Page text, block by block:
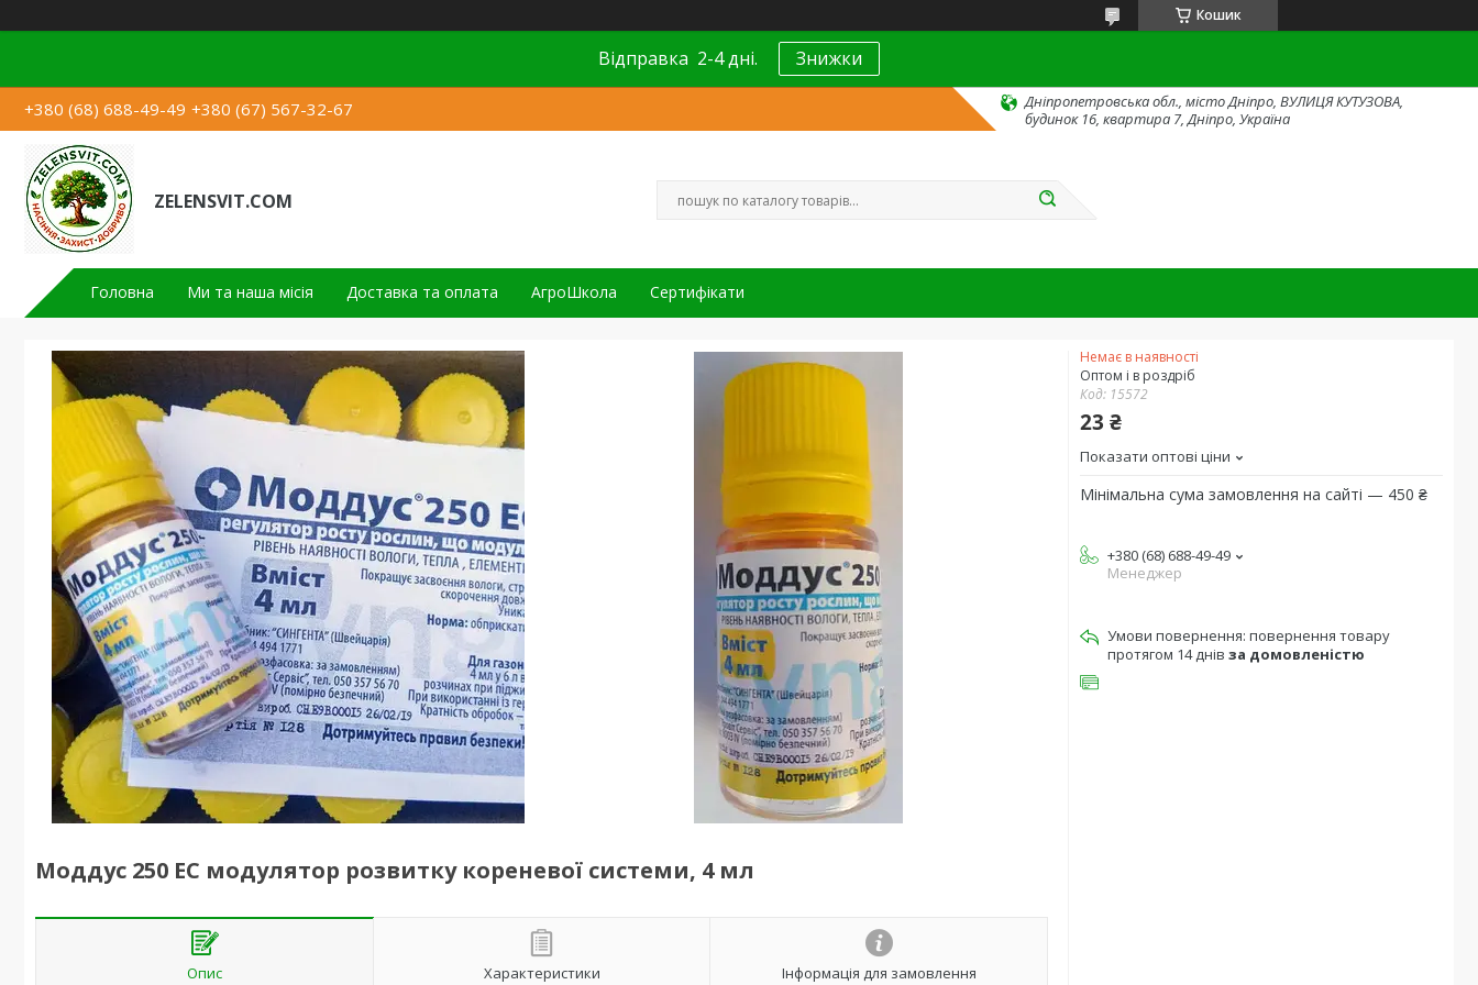
Кошик
Відправка 2-4 дні. Знижки
+380 (68) 688-49-49 +380 (67) 567-32-67
Дніпропетровська обл., місто Дніпро, ВУЛИЦЯ КУТУЗОВА,
будинок 16, квартира 7, Дніпро, Україна
ZELENSVIT.COM
Головна Ми та наша місія Доставка та оплата АгроШкола Сертифікати
Моддус 250 ЕС модулятор розвитку кореневої системи, 4 мл
Опис Характеристики Інформація для замовлення
Немає в наявності
Оптом і в роздріб
Код: 15572
23 ₴
Показати оптові ціни
Мінімальна сума замовлення на сайті — 450 ₴
+380 (68) 688-49-49
Менеджер
повернення товару
протягом 14 днів за домовленістю